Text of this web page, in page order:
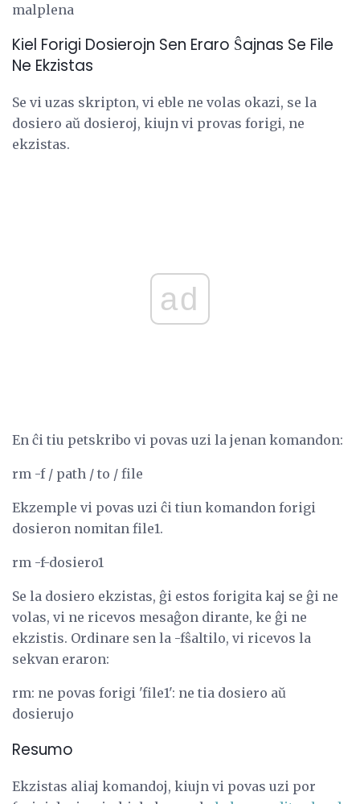
malplena
Kiel Forigi Dosierojn Sen Eraro Ŝajnas Se File
Ne Ekzistas
Se vi uzas skripton, vi eble ne volas okazi, se la
dosiero aŭ dosieroj, kiujn vi provas forigi, ne
ekzistas.
ad
En ĉi tiu petskribo vi povas uzi la jenan komandon:
rm -f / path / to / file
Ekzemple vi povas uzi ĉi tiun komandon forigi
dosieron nomitan file1.
rm -f-dosiero1
Se la dosiero ekzistas, ĝi estos forigita kaj se ĝi ne
volas, vi ne ricevos mesaĝon dirante, ke ĝi ne
ekzistis. Ordinare sen la -fŝaltilo, vi ricevos la
sekvan eraron:
rm: ne povas forigi 'file1': ne tia dosiero aŭ
dosierujo
Resumo
Ekzistas aliaj komandoj, kiujn vi povas uzi por